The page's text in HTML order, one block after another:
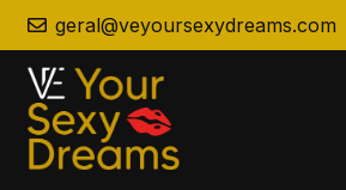
geral@veyoursexydreams.com